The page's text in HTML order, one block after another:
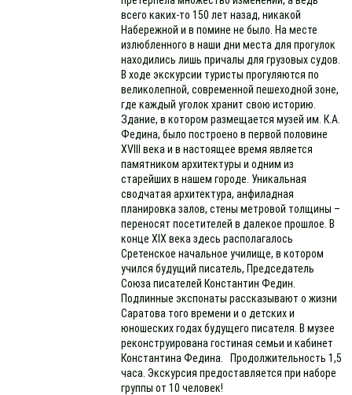
всего каких-то 150 лет назад, никакой
Набережной и в помине не было. На месте
излюбленного в наши дни места для прогулок
находились лишь причалы для грузовых судов.
В ходе экскурсии туристы прогуляются по
великолепной, современной пешеходной зоне,
где каждый уголок хранит свою историю.
Здание, в котором размещается музей им. К.А.
Федина, было построено в первой половине
XVIII века и в настоящее время является
памятником архитектуры и одним из
старейших в нашем городе. Уникальная
сводчатая архитектура, анфиладная
планировка залов, стены метровой толщины –
переносят посетителей в далекое прошлое. В
конце XIX века здесь располагалось
Сретенское начальное училище, в котором
учился будущий писатель, Председатель
Союза писателей Константин Федин.
Подлинные экспонаты рассказывают о жизни
Саратова того времени и о детских и
юношеских годах будущего писателя. В музее
реконструирована гостиная семьи и кабинет
Константина Федина. Продолжительность 1,5
часа. Экскурсия предоставляется при наборе
группы от 10 человек!